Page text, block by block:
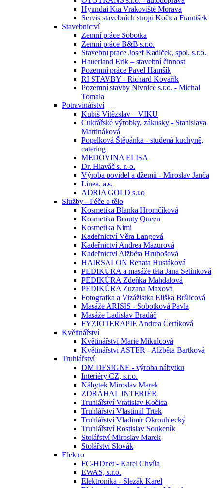
Hyundai Kia Vrakoviště Morava
Servis stavebních strojů Kočica František
Stavebnictví
Zemní práce Sobotka
Zemní práce B&B s.r.o.
Stavební práce Josef Kadlček, spol. s.r.o.
Hauerland Erik – stavební činnost
Pozemní práce Pavel Hamšík
RI STAVBY - Richard Kovařík
Pozemní stavby Nivnice s.r.o. - Michal
Tomala
Potravinářství
Kubiš Vítězslav – VIKU
Cukrářské výrobky, zákusky - Stanislava
Martináková
Popelková Štěpánka - studená kuchyně,
catering
MEDOVINA ELISA
Dr. Hlaváč s. r. o.
Výroba povidel a džemů - Miroslav Janča
Linea, a.s.
ADRIA GOLD s.r.o
Služby - Péče o tělo
Kosmetika Blanka Hromčíková
Kosmetika Beauty Queen
Kosmetika Nimi
Kadeřnictví Věra Langová
Kadeřnictví Andrea Mazurová
Kadeřnictví Alžběta Hrubošová
HAIRSALON Renata Hustáková
PEDIKÚRA a masáže těla Jana Setínková
PEDIKÚRA Zdeňka Mahdalová
PEDIKÚRA Zuzana Maxová
Fotografka a Vizážistka Eliška Bršlicová
Masáže ARISIS - Sobotková Pavla
Masáže Ladislav Bradáč
FYZIOTERAPIE Andrea Čertíková
Květinářství
Květinářství Marie Mikulcová
Květinářství ASTER - Alžběta Bartková
Truhlářství
DM DESIGNE - výroba nábytku
Interiéry CZ, s.r.o.
Nábytek Miroslav Marek
ZDRÁHAL INTERIÉR
Truhlářství Vratislav Kočica
Truhlářství Vlastimil Trtek
Truhlářství Vladimír Okrouhlecký
Truhlářství Rostislav Soukeník
Stolářství Miroslav Marek
Stolářství Slovák
Elektro
FC-HDnet - Karel Chvíla
EWAS, s.r.o.
Elektronika - Slezák Karel